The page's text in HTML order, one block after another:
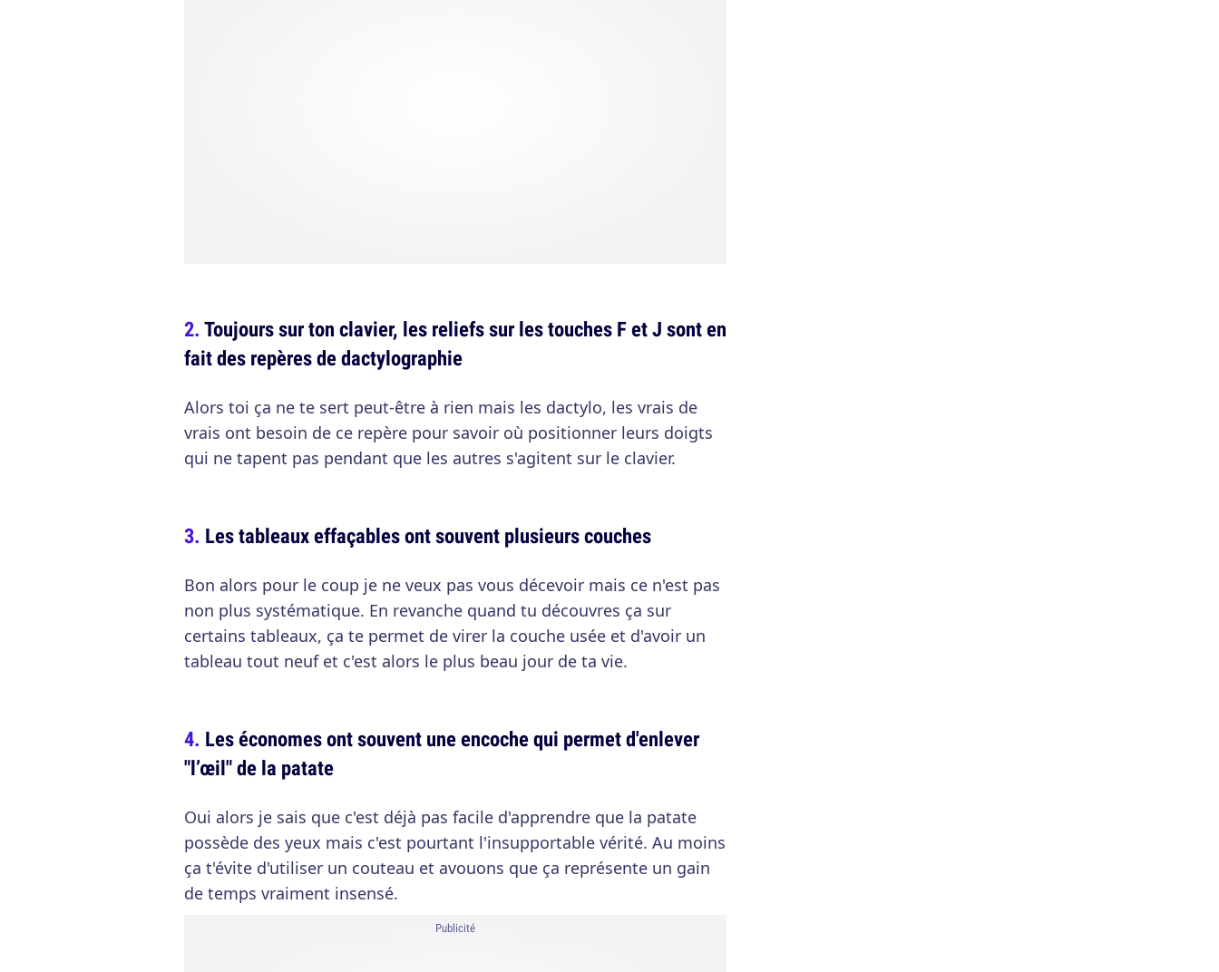
Toujours sur ton clavier, les reliefs sur les touches F et J sont en
fait des repères de dactylographie
Alors toi ça ne te sert peut-être à rien mais les dactylo, les vrais de
vrais ont besoin de ce repère pour savoir où positionner leurs doigts
qui ne tapent pas pendant que les autres s'agitent sur le clavier.
Les tableaux effaçables ont souvent plusieurs couches
Bon alors pour le coup je ne veux pas vous décevoir mais ce n'est pas
non plus systématique. En revanche quand tu découvres ça sur
certains tableaux, ça te permet de virer la couche usée et d'avoir un
tableau tout neuf et c'est alors le plus beau jour de ta vie.
Les économes ont souvent une encoche qui permet d'enlever
"l’œil" de la patate
Oui alors je sais que c'est déjà pas facile d'apprendre que la patate
possède des yeux mais c'est pourtant l'insupportable vérité. Au moins
ça t'évite d'utiliser un couteau et avouons que ça représente un gain
de temps vraiment insensé.
Publicité